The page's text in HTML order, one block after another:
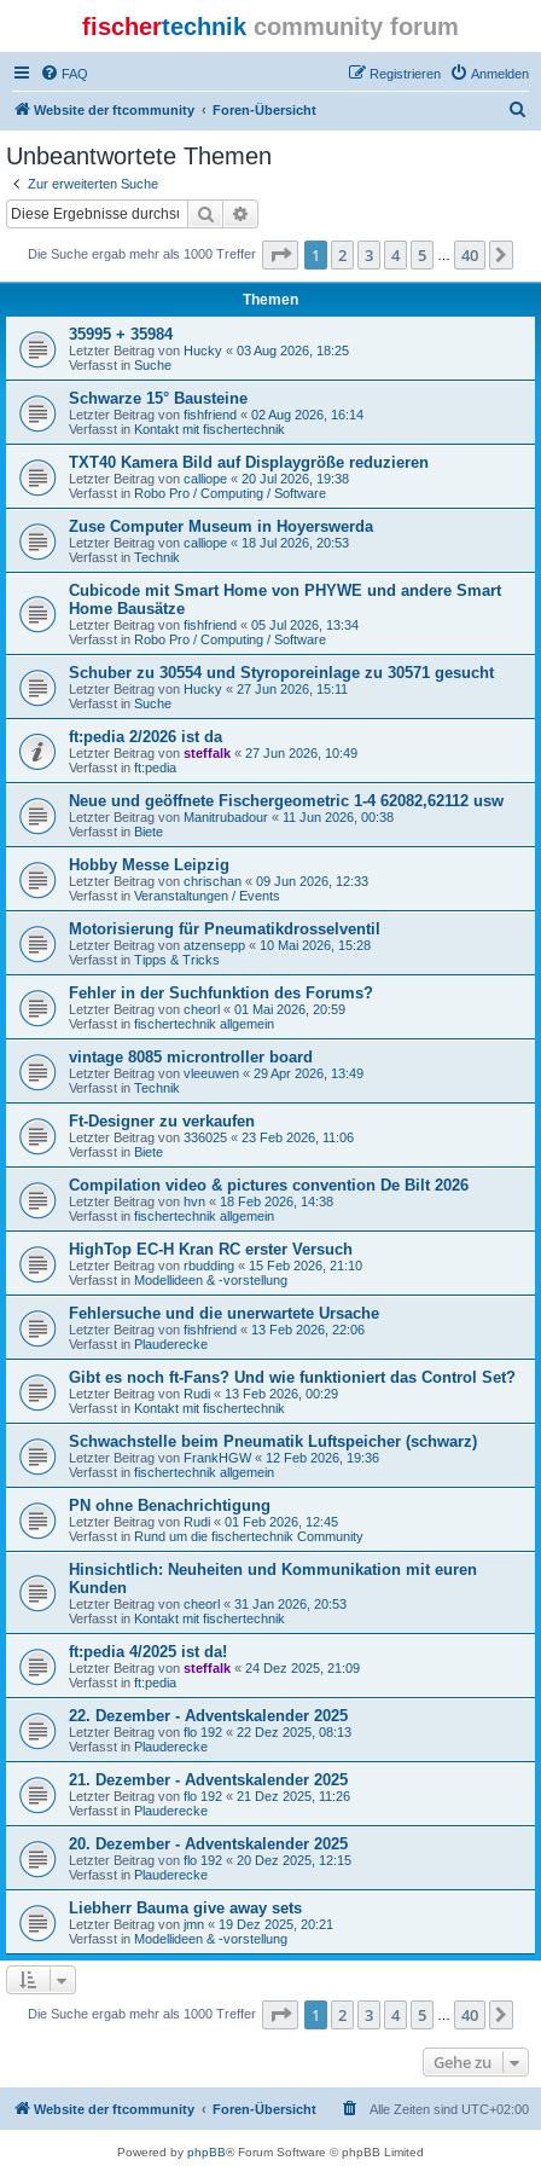
fischertechnik community forum
FAQ Anmelden
Registrieren
Website der ftcommunity Foren-Übersicht
Unbeantwortete Themen
Zur erweiterten Suche
Suche
Die Suche ergab mehr als 1000 Treffer Seite 1von 40
1 2 3 4 5 40
Themen
35995 + 35984
Letzter Beitrag von Hucky « 03 Aug 2026, 18:25
Verfasst in Suche
Schwarze 15° Bausteine
Letzter Beitrag von fishfriend « 02 Aug 2026, 16:14
Verfasst in Kontakt mit fischertechnik
TXT40 Kamera Bild auf Displaygröße reduzieren
Letzter Beitrag von calliope « 20 Jul 2026, 19:38
Verfasst in Robo Pro / Computing / Software
Zuse Computer Museum in Hoyerswerda
Letzter Beitrag von calliope « 18 Jul 2026, 20:53
Verfasst in Technik
Cubicode mit Smart Home von PHYWE und andere Smart
Home Bausätze
Letzter Beitrag von fishfriend « 05 Jul 2026, 13:34
Verfasst in Robo Pro / Computing / Software
Schuber zu 30554 und Styroporeinlage zu 30571 gesucht
Letzter Beitrag von Hucky « 27 Jun 2026, 15:11
Verfasst in Suche
ft:pedia 2/2026 ist da
Letzter Beitrag von steffalk « 27 Jun 2026, 10:49
Verfasst in ft:pedia
Neue und geöffnete Fischergeometric 1-4 62082,62112 usw
Letzter Beitrag von Manitrubadour « 11 Jun 2026, 00:38
Verfasst in Biete
Hobby Messe Leipzig
Letzter Beitrag von chrischan « 09 Jun 2026, 12:33
Verfasst in Veranstaltungen / Events
Motorisierung für Pneumatikdrosselventil
Letzter Beitrag von atzensepp « 10 Mai 2026, 15:28
Verfasst in Tipps & Tricks
Fehler in der Suchfunktion des Forums?
Letzter Beitrag von cheorl « 01 Mai 2026, 20:59
Verfasst in fischertechnik allgemein
vintage 8085 microntroller board
Letzter Beitrag von vleeuwen « 29 Apr 2026, 13:49
Verfasst in Technik
Ft-Designer zu verkaufen
Letzter Beitrag von 336025 « 23 Feb 2026, 11:06
Verfasst in Biete
Compilation video & pictures convention De Bilt 2026
Letzter Beitrag von hvn « 18 Feb 2026, 14:38
Verfasst in fischertechnik allgemein
HighTop EC-H Kran RC erster Versuch
Letzter Beitrag von rbudding « 15 Feb 2026, 21:10
Verfasst in Modellideen & -vorstellung
Fehlersuche und die unerwartete Ursache
Letzter Beitrag von fishfriend « 13 Feb 2026, 22:06
Verfasst in Plauderecke
Gibt es noch ft-Fans? Und wie funktioniert das Control Set?
Letzter Beitrag von Rudi « 13 Feb 2026, 00:29
Verfasst in Kontakt mit fischertechnik
Schwachstelle beim Pneumatik Luftspeicher (schwarz)
Letzter Beitrag von FrankHGW« 12 Feb 2026, 19:36
Verfasst in fischertechnik allgemein
PN ohne Benachrichtigung
Letzter Beitrag von Rudi « 01 Feb 2026, 12:45
Verfasst in Rund um die fischertechnik Community
Hinsichtlich: Neuheiten und Kommunikation mit euren
Kunden
Letzter Beitrag von cheorl « 31 Jan 2026, 20:53
Verfasst in Kontakt mit fischertechnik
ft:pedia 4/2025 ist da!
Letzter Beitrag von steffalk « 24 Dez 2025, 21:09
Verfasst in ft:pedia
22. Dezember - Adventskalender 2025
Letzter Beitrag von flo 192 « 22 Dez 2025, 08:13
Verfasst in Plauderecke
21. Dezember - Adventskalender 2025
Letzter Beitrag von flo 192 « 21 Dez 2025, 11:26
Verfasst in Plauderecke
20. Dezember - Adventskalender 2025
Letzter Beitrag von flo 192 « 20 Dez 2025, 12:15
Verfasst in Plauderecke
Liebherr Bauma give away sets
Letzter Beitrag von jmn « 19 Dez 2025, 20:21
Verfasst in Modellideen & -vorstellung
Die Suche ergab mehr als 1000 Treffer Seite 1von 40
1 2 3 4 5 40
Gehe zu
Website der ftcommunity Foren-Übersicht Alle Zeiten sind UTC+02:00
Powered by phpBB® Forum Software © phpBB Limited